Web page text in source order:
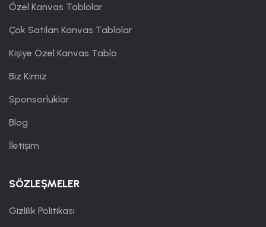
Özel Kanvas Tablolar
Çok Satılan Kanvas Tablolar
Kişiye Özel Kanvas Tablo
Biz Kimiz
Sponsorluklar
Blog
İletişim
SÖZLEŞMELER
Gizlilik Politikası